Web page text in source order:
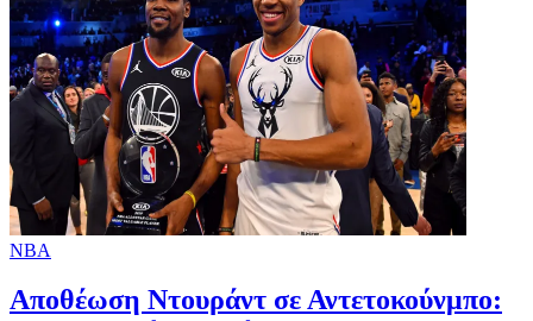
NBA
Αποθέωση Ντουράντ σε Αντετοκούνμπο: